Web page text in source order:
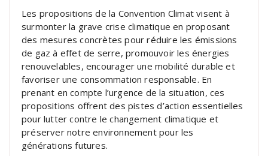
Les propositions de la Convention Climat visent à
surmonter la grave crise climatique en proposant
des mesures concrètes pour réduire les émissions
de gaz à effet de serre, promouvoir les énergies
renouvelables, encourager une mobilité durable et
favoriser une consommation responsable. En
prenant en compte l’urgence de la situation, ces
propositions offrent des pistes d’action essentielles
pour lutter contre le changement climatique et
préserver notre environnement pour les
générations futures.